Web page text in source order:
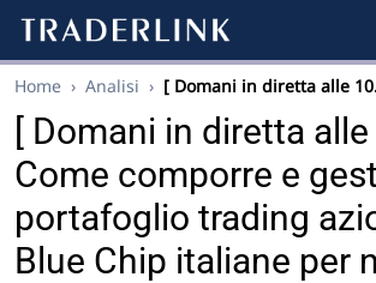
Home › Analisi › [ Domani in diretta alle
[ Domani in diretta alle
Come comporre e
portafoglio trading
Blue Chip italiane per